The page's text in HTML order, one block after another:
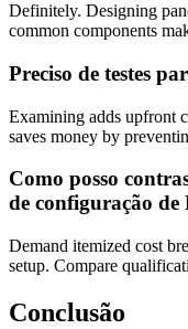
Definitely. Designing
common components
Preciso de testes
Examining adds upfront
saves money by
Como posso
de configuração de
Demand itemized cost
setup. Compare
Conclusão